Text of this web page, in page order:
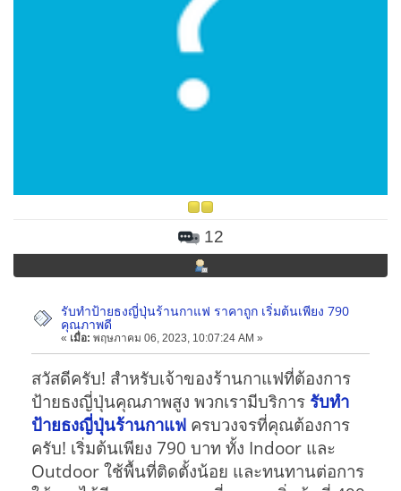
12
รับทำป้ายธงญี่ปุ่นร้านกาแฟ ราคาถูก เริ่มต้นเพียง 790
คุณภาพดี
« เมื่อ: พฤษภาคม 06, 2023, 10:07:24 AM »
สวัสดีครับ! สำหรับเจ้าของร้านกาแฟที่ต้องการ
ป้ายธงญี่ปุ่นคุณภาพสูง พวกเรามีบริการ รับทำ
ป้ายธงญี่ปุ่นร้านกาแฟ ครบวงจรที่คุณต้องการ
ครับ! เริ่มต้นเพียง 790 บาท ทั้ง Indoor และ
Outdoor ใช้พื้นที่ติดตั้งน้อย และทนทานต่อการ